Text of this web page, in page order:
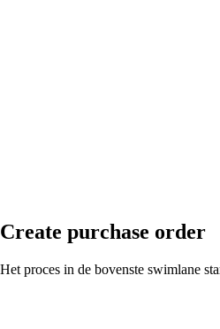
Create purchase order
Het proces in de bovenste swimlane